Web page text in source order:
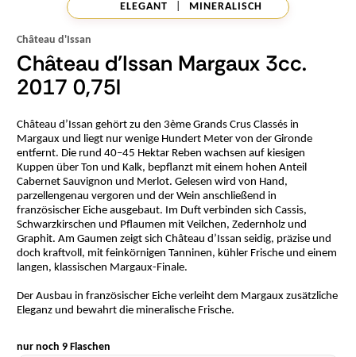
ELEGANT MINERALISCH
Château d'Issan
Château d'Issan Margaux 3cc.
2017 0,75l
Château d’Issan gehört zu den 3ème Grands Crus Classés in
Margaux und liegt nur wenige Hundert Meter von der Gironde
entfernt. Die rund 40–45 Hektar Reben wachsen auf kiesigen
Kuppen über Ton und Kalk, bepflanzt mit einem hohen Anteil
Cabernet Sauvignon und Merlot. Gelesen wird von Hand,
parzellengenau vergoren und der Wein anschließend in
französischer Eiche ausgebaut. Im Duft verbinden sich Cassis,
Schwarzkirschen und Pflaumen mit Veilchen, Zedernholz und
Graphit. Am Gaumen zeigt sich Château d’Issan seidig, präzise und
doch kraftvoll, mit feinkörnigen Tanninen, kühler Frische und einem
langen, klassischen Margaux-Finale.
Der Ausbau in französischer Eiche verleiht dem Margaux zusätzliche
Eleganz und bewahrt die mineralische Frische.
nur noch 9 Flaschen